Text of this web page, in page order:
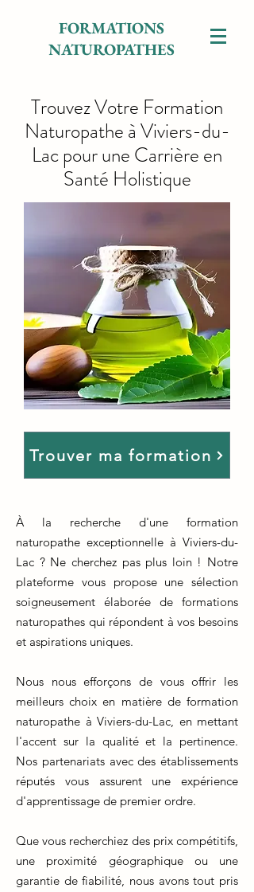
FORMATIONS
NATUROPATHES
Trouvez Votre Formation
Naturopathe à Viviers-du-
Lac pour une Carrière en
Santé Holistique
Trouver ma formation
À la recherche d'une formation
naturopathe exceptionnelle à Viviers-du-
Lac ? Ne cherchez pas plus loin ! Notre
plateforme vous propose une sélection
soigneusement élaborée de formations
naturopathes qui répondent à vos besoins
et aspirations uniques.
Nous nous efforçons de vous offrir les
meilleurs choix en matière de formation
naturopathe à Viviers-du-Lac, en mettant
l'accent sur la qualité et la pertinence.
Nos partenariats avec des établissements
réputés vous assurent une expérience
d'apprentissage de premier ordre.
Que vous recherchiez des prix compétitifs,
une proximité géographique ou une
garantie de fiabilité, nous avons tout pris